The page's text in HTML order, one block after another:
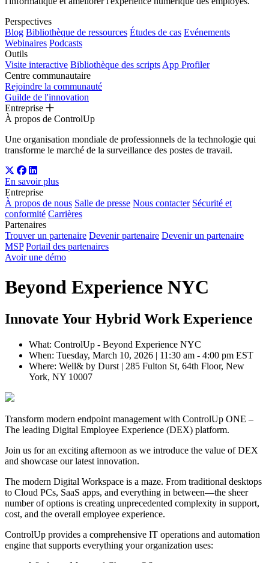
Perspectives
Blog Bibliothèque de ressources Études de cas Evénements
Webinaires Podcasts
Outils
Visite interactive Bibliothèque des scripts App Profiler
Centre communautaire
Rejoindre la communauté
Guilde de l'innovation
Entreprise
À propos de ControlUp
Une organisation mondiale de professionnels de la technologie qui
transforme le marché de la surveillance des postes de travail.
En savoir plus
Entreprise
À propos de nous Salle de presse Nous contacter Sécurité et
conformité Carrières
Partenaires
Trouver un partenaire Devenir partenaire Devenir un partenaire
MSP Portail des partenaires
Avoir une démo
Beyond Experience NYC
Innovate Your Hybrid Work Experience
What: ControlUp - Beyond Experience NYC
When: Tuesday, March 10, 2026 | 11:30 am - 4:00 pm EST
Where: Well& by Durst | 285 Fulton St, 64th Floor, New
York, NY 10007
Transform modern endpoint management with ControlUp ONE –
The leading Digital Employee Experience (DEX) platform.
Join us for an exciting afternoon as we introduce the value of DEX
and showcase our latest innovation.
The modern Digital Workspace is a maze. From traditional desktops
to Cloud PCs, SaaS apps, and everything in between—the sheer
number of options is creating unprecedented complexity in support,
cost, and the overall employee experience.
ControlUp provides a comprehensive IT operations and automation
engine that supports everything your organization uses: